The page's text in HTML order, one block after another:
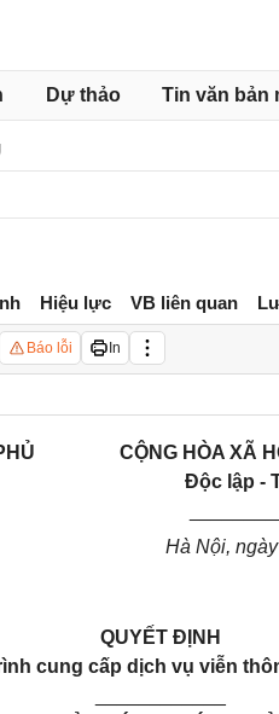
Dự thảo Tin văn bản
Hiệu lực VB liên quan
Báo lỗi In
CỘNG HÒA XÃ
Độc lập -
Hà Nội,
QUYẾT ĐỊNH
cung cấp dịch vụ viễn